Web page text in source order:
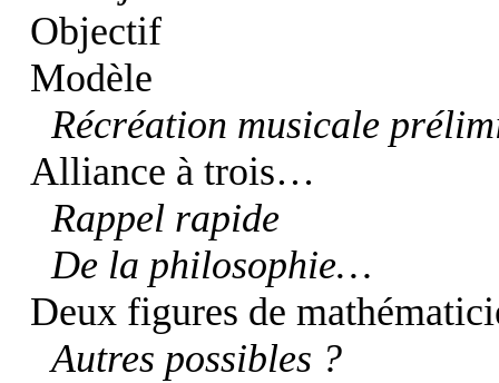
Objectif
Modèle
Récréation musicale
Alliance à trois…
Rappel rapide
De la philosophie…
Deux figures de
Autres possibles ?